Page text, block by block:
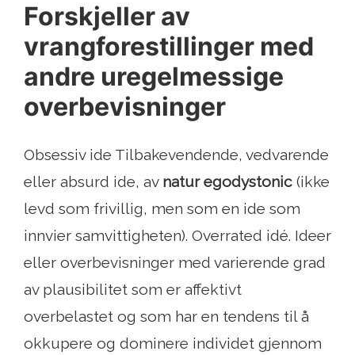
Forskjeller av
vrangforestillinger med
andre uregelmessige
overbevisninger
Obsessiv ide Tilbakevendende, vedvarende
eller absurd ide, av natur egodystonic (ikke
levd som frivillig, men som en ide som
innvier samvittigheten). Overrated idé. Ideer
eller overbevisninger med varierende grad
av plausibilitet som er affektivt
overbelastet og som har en tendens til å
okkupere og dominere individet gjennom